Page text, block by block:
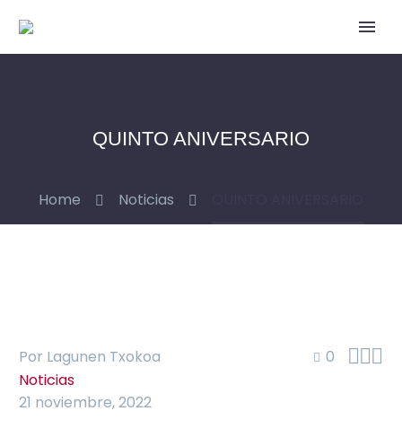
QUINTO ANIVERSARIO
Home Noticias
0 
Por Lagunen Txokoa
Noticias
21 noviembre, 2022